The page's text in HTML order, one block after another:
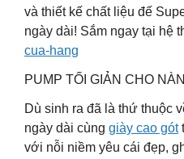
và thiết kế chất liệu đế
ngày dài! Sắm ngay tại hệ
cua-hang
PUMP TỐI GIẢN CHO
Dù sinh ra đã là thứ thuộc
ngày dài cùng giày cao gót
với nỗi niềm yêu cái đẹp,